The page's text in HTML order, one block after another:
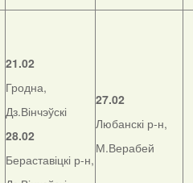
21.02
Гродна,
Дз.Вінчэўскі
28.02
Бераставіцкі р-н,
27.02
Любанскі р-н,
М.Верабей